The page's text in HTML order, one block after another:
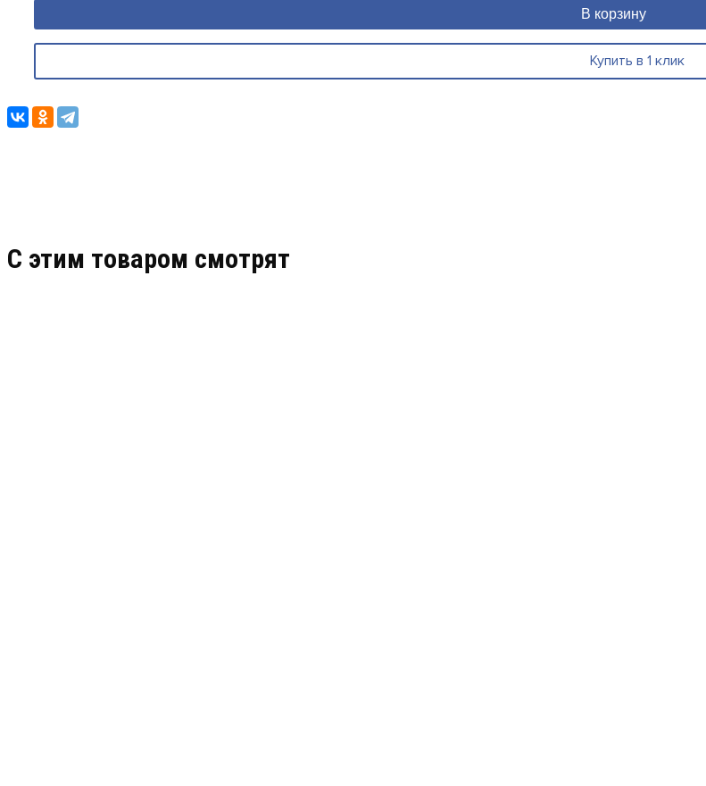
В корзину
Купить в 1 клик
C этим товаром смотрят